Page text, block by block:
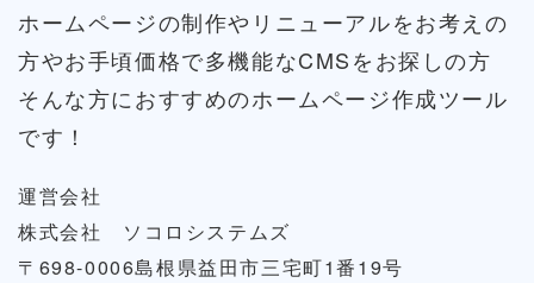
ホームページの制作やリニューアルをお考えの
方やお手頃価格で多機能なCMSをお探しの方
そんな方におすすめのホームページ作成ツール
です！
運営会社
株式会社 ソコロシステムズ
〒698-0006島根県益田市三宅町1番19号